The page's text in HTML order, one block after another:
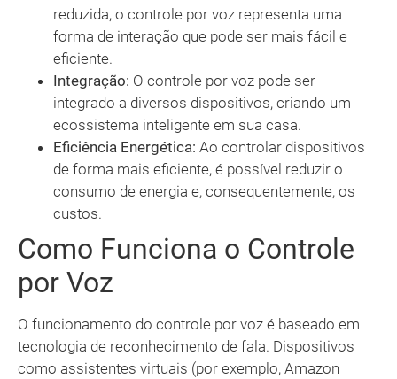
reduzida, o controle por voz representa uma
forma de interação que pode ser mais fácil e
eficiente.
Integração: O controle por voz pode ser
integrado a diversos dispositivos, criando um
ecossistema inteligente em sua casa.
Eficiência Energética: Ao controlar dispositivos
de forma mais eficiente, é possível reduzir o
consumo de energia e, consequentemente, os
custos.
Como Funciona o Controle
por Voz
O funcionamento do controle por voz é baseado em
tecnologia de reconhecimento de fala. Dispositivos
como assistentes virtuais (por exemplo, Amazon